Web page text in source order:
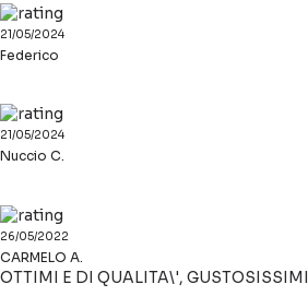
21/05/2024
Federico
21/05/2024
Nuccio C.
26/05/2022
CARMELO A.
OTTIMI E DI QUALITA\', GUSTOSISSIMI